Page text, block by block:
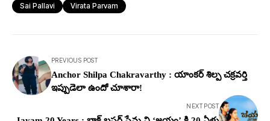
Sai Pallavi Virata Parvam
PREVIOUS POST
Anchor Shilpa Chakravarthy : యాంకర్ శిల్ప చక్రవర్తి
ఇప్పుడెలా ఉందో చూశారా!
NEXT POST